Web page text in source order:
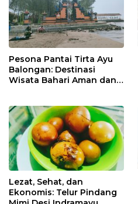
Pesona Pantai Tirta Ayu
Balongan: Destinasi
Wisata Bahari Aman dan
Lezat, Sehat, dan
Ekonomis: Telur Pindang